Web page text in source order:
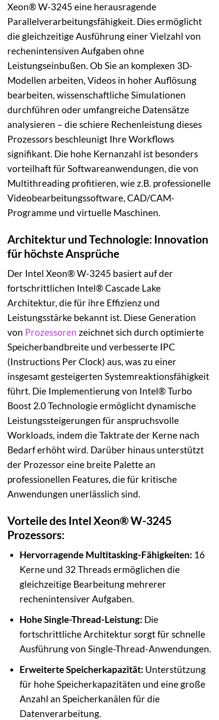
Xeon® W-3245 eine herausragende
Parallelverarbeitungsfähigkeit. Dies ermöglicht
die gleichzeitige Ausführung einer Vielzahl von
rechenintensiven Aufgaben ohne
Leistungseinbußen. Ob Sie an komplexen 3D-
Modellen arbeiten, Videos in hoher Auflösung
bearbeiten, wissenschaftliche Simulationen
durchführen oder umfangreiche Datensätze
analysieren – die schiere Rechenleistung dieses
Prozessors beschleunigt Ihre Workflows
signifikant. Die hohe Kernanzahl ist besonders
vorteilhaft für Softwareanwendungen, die von
Multithreading profitieren, wie z.B. professionelle
Videobearbeitungssoftware, CAD/CAM-
Programme und virtuelle Maschinen.
Architektur und Technologie: Innovation
für höchste Ansprüche
Der Intel Xeon® W-3245 basiert auf der
fortschrittlichen Intel® Cascade Lake
Architektur, die für ihre Effizienz und
Leistungsstärke bekannt ist. Diese Generation
von Prozessoren zeichnet sich durch optimierte
Speicherbandbreite und verbesserte IPC
(Instructions Per Clock) aus, was zu einer
insgesamt gesteigerten Systemreaktionsfähigkeit
führt. Die Implementierung von Intel® Turbo
Boost 2.0 Technologie ermöglicht dynamische
Leistungssteigerungen für anspruchsvolle
Workloads, indem die Taktrate der Kerne nach
Bedarf erhöht wird. Darüber hinaus unterstützt
der Prozessor eine breite Palette an
professionellen Features, die für kritische
Anwendungen unerlässlich sind.
Vorteile des Intel Xeon® W-3245
Prozessors:
Hervorragende Multitasking-Fähigkeiten: 16
Kerne und 32 Threads ermöglichen die
gleichzeitige Bearbeitung mehrerer
rechenintensiver Aufgaben.
Hohe Single-Thread-Leistung: Die
fortschrittliche Architektur sorgt für schnelle
Ausführung von Single-Thread-Anwendungen.
Erweiterte Speicherkapazität: Unterstützung
für hohe Speicherkapazitäten und eine große
Anzahl an Speicherkanälen für die
Datenverarbeitung.